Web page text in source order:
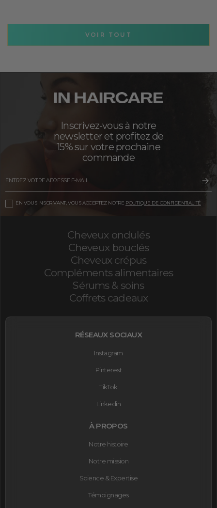
VOIR TOUT
Inscrivez-vous à notre
newsletter et profitez de
15% sur votre prochaine
commande
EN VOUS INSCRIVANT, VOUS ACCEPTEZ NOTRE POLITIQUE DE CONFIDENTIALITÉ
Cheveux ondulés
Cheveux bouclés
Cheveux crépus
Compléments alimentaires
Sérums & soins
Coffrets cadeaux
RÉSEAUX SOCIAUX
Instagram
Pinterest
TikTok
Linkedin
À PROPOS
Notre histoire
Notre mission
Science & Expertise
Témoignages